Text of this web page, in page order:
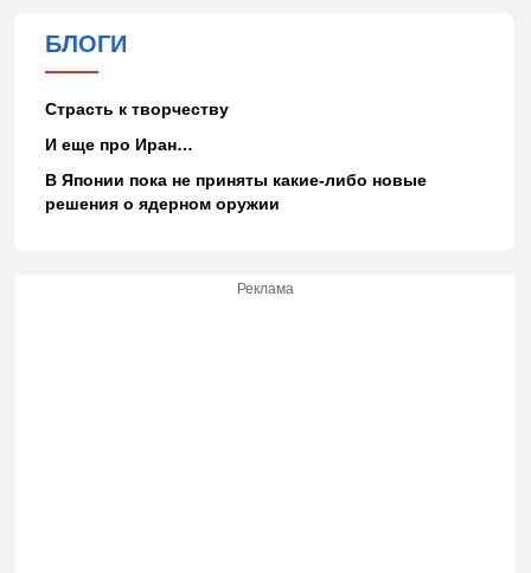
БЛОГИ
Страсть к творчеству
И еще про Иран…
В Японии пока не приняты какие-либо новые
решения о ядерном оружии
Реклама